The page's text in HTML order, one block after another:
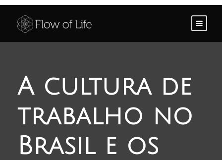
A cultura de
trabalho no
Brasil e os